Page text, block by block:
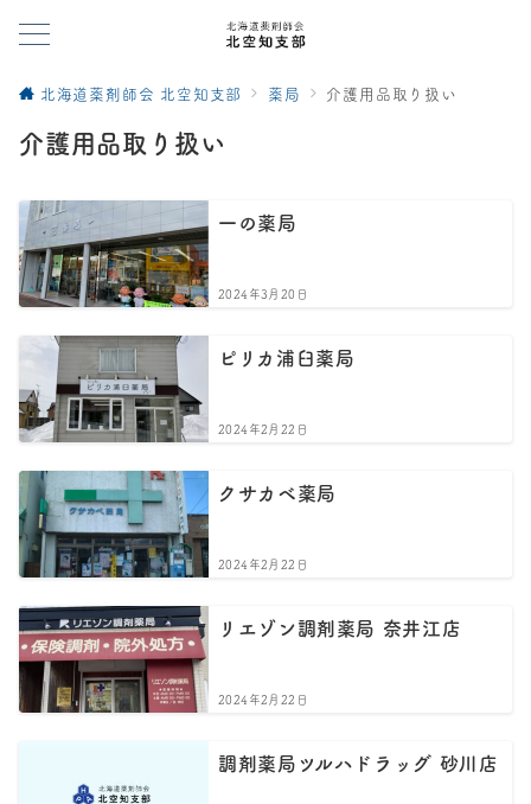
北海道薬剤師会 北空知支部 薬局 介護用品取り扱い
介護用品取り扱い
一の薬局
2024年3月20日
ピリカ浦臼薬局
2024年2月22日
クサカベ薬局
2024年2月22日
リエゾン調剤薬局 奈井江店
2024年2月22日
調剤薬局ツルハドラッグ 砂川店